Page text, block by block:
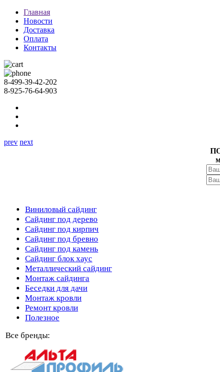
Главная
Новости
Доставка
Оплата
Контакты
8-499-39-42-202
8-925-76-64-903
prev next
Виниловый сайдинг
Сайдинг под дерево
Сайдинг под кирпич
Сайдинг под бревно
Сайдинг под камень
Cайдинг блок хаус
Металлический сайдинг
Монтаж сайдинга
Беседки для дачи
Монтаж кровли
Ремонт кровли
Полезное
Все бренды: